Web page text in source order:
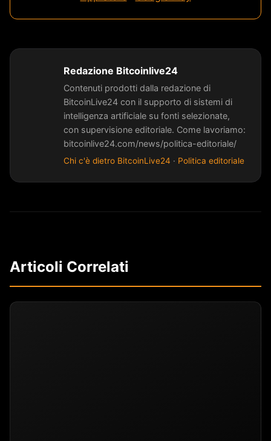
Redazione Bitcoinlive24
Contenuti prodotti dalla redazione di
BitcoinLive24 con il supporto di sistemi di
intelligenza artificiale su fonti selezionate,
con supervisione editoriale. Come lavoriamo:
bitcoinlive24.com/news/politica-editoriale/
Chi c'è dietro BitcoinLive24 · Politica editoriale
Articoli Correlati